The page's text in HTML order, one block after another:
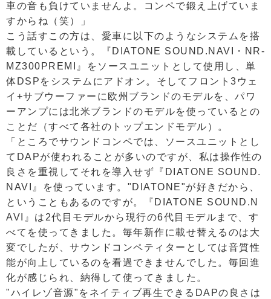
車の音も負けていませんよ。コンペで鍛え上げていま
すからね（笑）」
こう話すこの方は、愛車に以下のようなシステムを搭
載しているという。『DIATONE SOUND.NAVI・NR-
MZ300PREMI』をソースユニットとして使用し、単
体DSPをシステムにアドオン。そしてフロント3ウェ
イ+サブウーファーに欧州ブランドのモデルを、パワ
ーアンプには北米ブランドのモデルを使っているとの
ことだ（すべて各社のトップエンドモデル）。
「ところでサウンドコンペでは、ソースユニットとし
てDAPが使われることが多いのですが、私は操作性の
良さを重視してそれを導入せず『DIATONE SOUND.
NAVI』を使っています。"DIATONE"が好きだから、
ということもあるのですが。『DIATONE SOUND.N
AVI』は2代目モデルから現行の6代目モデルまで、す
べてを使ってきました。毎年新作に載せ替えるのは大
変でしたが、サウンドコンペティターとしては音質性
能が向上しているのを看過できませんでした。毎回進
化が感じられ、納得して使ってきました。
"ハイレゾ音源"をネイティブ再生できるDAPの良さは